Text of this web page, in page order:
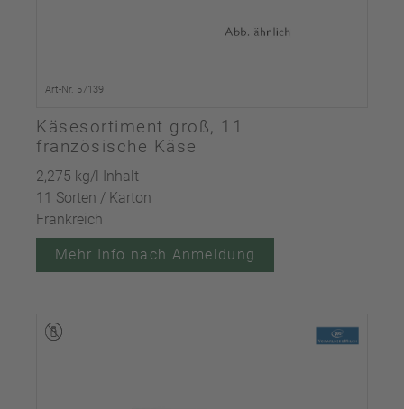
Art-Nr. 57139
Käsesortiment groß, 11
französische Käse
2,275 kg/l Inhalt
11 Sorten / Karton
Frankreich
Mehr Info nach Anmeldung